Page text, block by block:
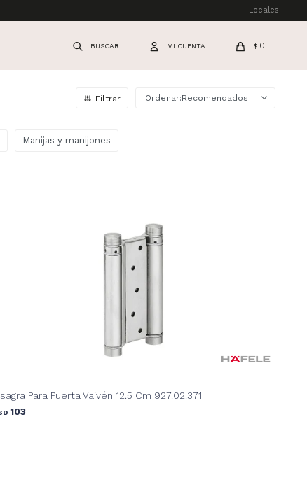
$ 0
Locales
Recomendados
Manijas y manijones
Para Puerta Vaivén 12.5 Cm 927.02.371
103